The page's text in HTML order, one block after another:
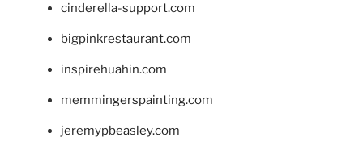
cinderella-support.com
bigpinkrestaurant.com
inspirehuahin.com
memmingerspainting.com
jeremypbeasley.com